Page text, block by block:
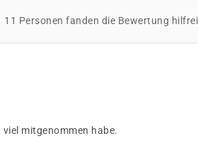
11 Personen fanden die Bewertung
mitgenommen habe.